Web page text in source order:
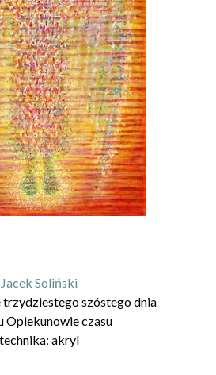
Jacek Soliński
trzydziestego szóstego dnia
Opiekunowie czasu
technika: akryl